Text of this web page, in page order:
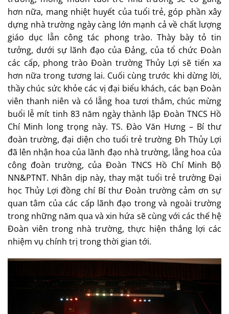
hơn nữa, mang nhiệt huyết của tuổi trẻ, góp phần xây
dựng nhà trường ngày càng lớn mạnh cả về chất lượng
giáo dục lẫn công tác phong trào. Thày bày tỏ tin
tưởng, dưới sự lãnh đạo của Đảng, của tổ chức Đoàn
các cấp, phong trào Đoàn trường Thủy Lợi sẽ tiến xa
hơn nữa trong tương lai. Cuối cùng trước khi dừng lời,
thầy chúc sức khỏe các vị đại biểu khách, các bạn Đoàn
viên thanh niên và có lẵng hoa tươi thắm, chúc mừng
buổi lễ mít tinh 83 năm ngày thành lập Đoàn TNCS Hồ
Chí Minh long trọng này. TS. Đào Văn Hưng – Bí thư
đoàn trường, đại diện cho tuổi trẻ trường Đh Thủy Lợi
đã lên nhận hoa của lãnh đạo nhà trường, lẵng hoa của
công đoàn trường, của Đoàn TNCS Hồ Chí Minh Bộ
NN&PTNT. Nhân dịp này, thay mặt tuổi trẻ trường Đại
học Thủy Lợi đồng chí Bí thư Đoàn trường cảm ơn sự
quan tâm của các cấp lãnh đạo trong và ngoài trường
trong những năm qua và xin hứa sẽ cùng với các thế hệ
Đoàn viên trong nhà trường, thực hiện thắng lợi các
nhiệm vụ chính trị trong thời gian tới.